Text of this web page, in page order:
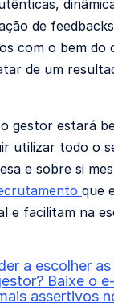
de
com o bem do
de um
gestor estará
utilizar todo o
e sobre si
que
e facilitam na
a escolher
Baixe o
assertivos